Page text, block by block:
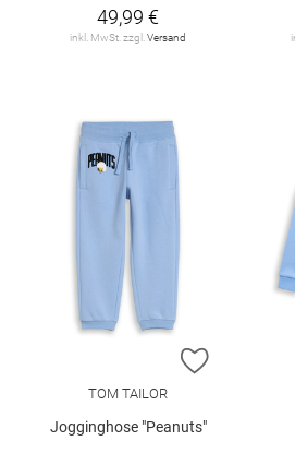
49,99 €
inkl. MwSt. zzgl. Versand
ZUR
TOM TAILOR
Jogginghose "Peanuts"